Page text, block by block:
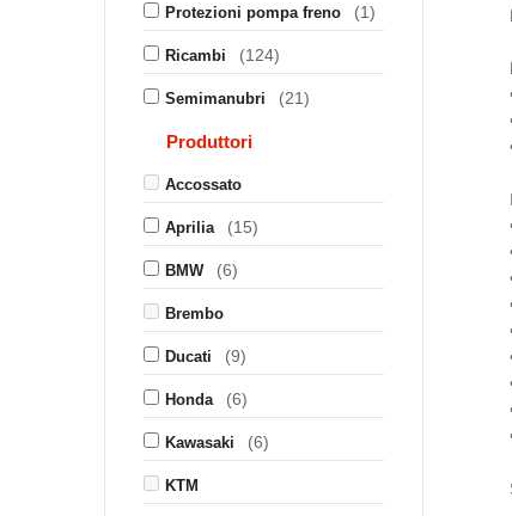
Protezioni pompa freno (1)
Ricambi (124)
Semimanubri (21)
Produttori
Accossato
Aprilia (15)
BMW (6)
Brembo
Ducati (9)
Honda (6)
Kawasaki (6)
KTM